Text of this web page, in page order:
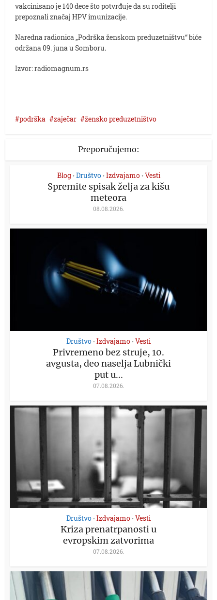
vakcinisano je 140 dece što potvrđuje da su roditelji
prepoznali značaj HPV imunizacije.
Naredna radionica „Podrška ženskom preduzetništvu“ biće
održana 09. juna u Somboru.
Izvor: radiomagnum.rs
podrška zaječar žensko preduzetništvo
Preporučujemo:
Blog • Društvo • Izdvajamo • Vesti
Spremite spisak želja za kišu
meteora
08.08.2026.
Društvo • Izdvajamo • Vesti
Privremeno bez struje, 10.
avgusta, deo naselja Lubnički
put u...
07.08.2026.
Društvo • Izdvajamo • Vesti
Kriza prenatrpanosti u
evropskim zatvorima
07.08.2026.